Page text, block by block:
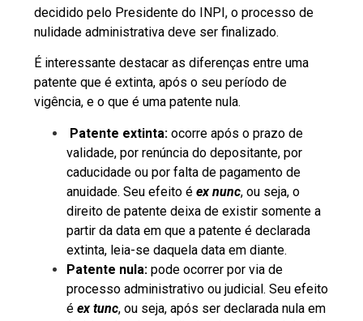
decidido pelo Presidente do INPI, o processo de
nulidade administrativa deve ser finalizado.
É interessante destacar as diferenças entre uma
patente que é extinta, após o seu período de
vigência, e o que é uma patente nula.
Patente extinta: ocorre após o prazo de
validade, por renúncia do depositante, por
caducidade ou por falta de pagamento de
anuidade. Seu efeito é ex nunc, ou seja, o
direito de patente deixa de existir somente a
partir da data em que a patente é declarada
extinta, leia-se daquela data em diante.
Patente nula: pode ocorrer por via de
processo administrativo ou judicial. Seu efeito
é ex tunc, ou seja, após ser declarada nula em